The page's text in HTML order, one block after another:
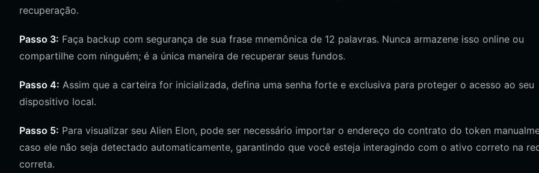
recuperação.
Passo 3: Faça backup com segurança de sua frase mnemônica de 12 palavras. Nunca armazene isso online ou
compartilhe com ninguém; é a única maneira de recuperar seus fundos.
Passo 4: Assim que a carteira for inicializada, defina uma senha forte e exclusiva para proteger o acesso ao seu
dispositivo local.
Passo 5: Para visualizar seu Alien Elon, pode ser necessário importar o endereço do contrato do token
caso ele não seja detectado automaticamente, garantindo que você esteja interagindo com o ativo correto na
correta.